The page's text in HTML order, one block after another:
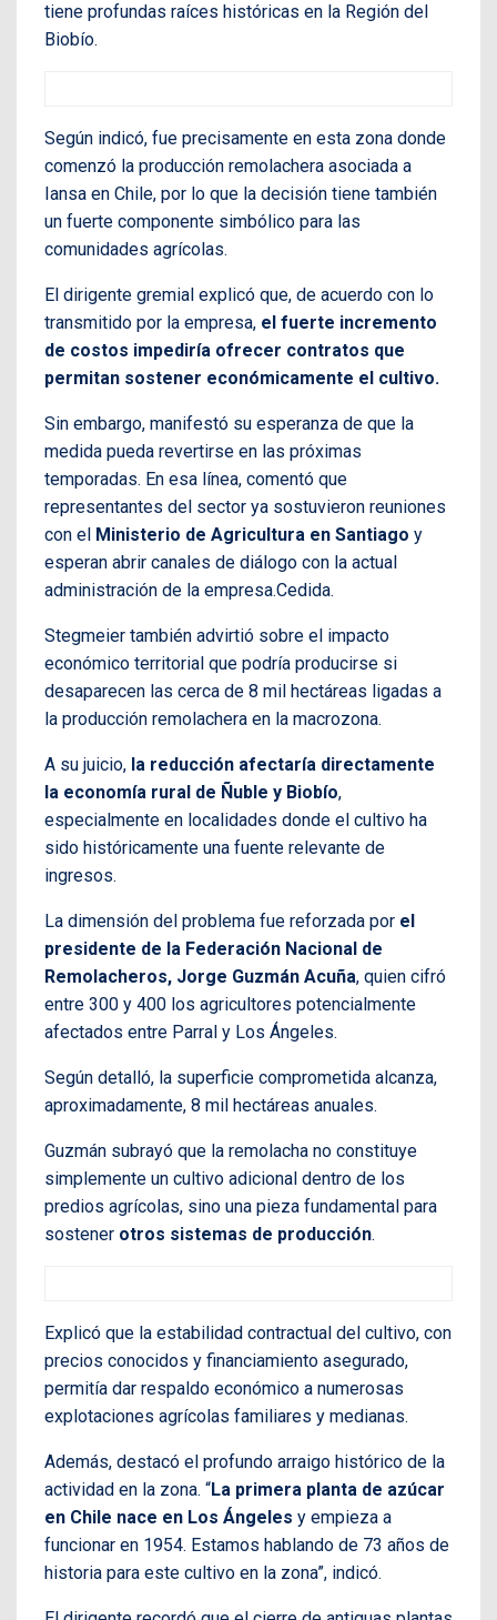
tiene profundas raíces históricas en la Región del
Biobío.
Según indicó, fue precisamente en esta zona donde
comenzó la producción remolachera asociada a
Iansa en Chile, por lo que la decisión tiene también
un fuerte componente simbólico para las
comunidades agrícolas.
El dirigente gremial explicó que, de acuerdo con lo
transmitido por la empresa, el fuerte incremento
de costos impediría ofrecer contratos que
permitan sostener económicamente el cultivo.
Sin embargo, manifestó su esperanza de que la
medida pueda revertirse en las próximas
temporadas. En esa línea, comentó que
representantes del sector ya sostuvieron reuniones
con el Ministerio de Agricultura en Santiago y
esperan abrir canales de diálogo con la actual
administración de la empresa.Cedida.
Stegmeier también advirtió sobre el impacto
económico territorial que podría producirse si
desaparecen las cerca de 8 mil hectáreas ligadas a
la producción remolachera en la macrozona.
A su juicio, la reducción afectaría directamente
la economía rural de Ñuble y Biobío,
especialmente en localidades donde el cultivo ha
sido históricamente una fuente relevante de
ingresos.
La dimensión del problema fue reforzada por el
presidente de la Federación Nacional de
Remolacheros, Jorge Guzmán Acuña, quien cifró
entre 300 y 400 los agricultores potencialmente
afectados entre Parral y Los Ángeles.
Según detalló, la superficie comprometida alcanza,
aproximadamente, 8 mil hectáreas anuales.
Guzmán subrayó que la remolacha no constituye
simplemente un cultivo adicional dentro de los
predios agrícolas, sino una pieza fundamental para
sostener otros sistemas de producción.
Explicó que la estabilidad contractual del cultivo, con
precios conocidos y financiamiento asegurado,
permitía dar respaldo económico a numerosas
explotaciones agrícolas familiares y medianas.
Además, destacó el profundo arraigo histórico de la
actividad en la zona. “La primera planta de azúcar
en Chile nace en Los Ángeles y empieza a
funcionar en 1954. Estamos hablando de 73 años de
historia para este cultivo en la zona”, indicó.